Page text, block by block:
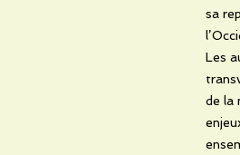
sa
Les
de la